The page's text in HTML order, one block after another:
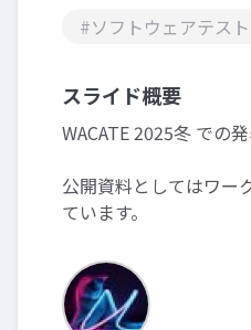
#ソフトウェアテスト
スライド概要
WACATE 2025冬 での発
公開資料としてはワー
ています。